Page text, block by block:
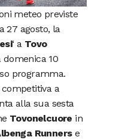
meteo previste
27 agosto, la
‘ a Tovo
10
programma.
a
alla sua sesta
Tovonelcuore in
Runners e